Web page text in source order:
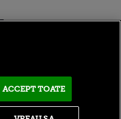
ACCEPT TOATE